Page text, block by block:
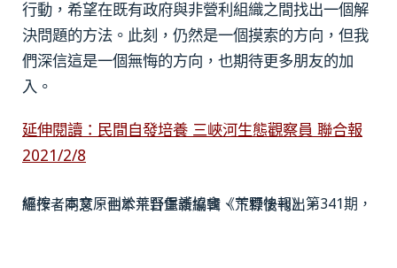
行動，希望在既有政府與非營利組織之間找出一個解
決問題的方法。此刻，仍然是一個摸索的方向，但我
們深信這是一個無悔的方向，也期待更多朋友的加
入。
延伸閱讀：民間自發培養 三峽河生態觀察員 聯合報
2021/2/8
編按：本文原刊於荒野保護協會《荒野快報》第341期，經作者同意，由本平台重新編輯、下標後刊出。